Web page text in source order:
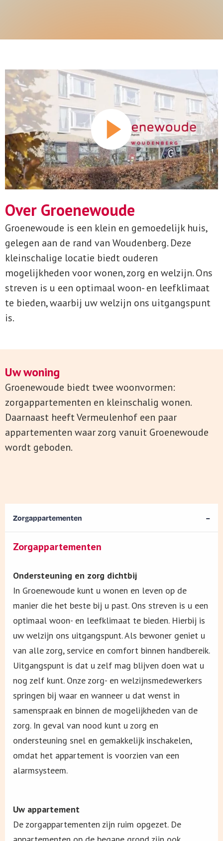
Over Groenewoude
Groenewoude is een klein en gemoedelijk huis,
gelegen aan de rand van Woudenberg. Deze
kleinschalige locatie biedt ouderen
mogelijkheden voor wonen, zorg en welzijn. Ons
streven is u een optimaal woon- en leefklimaat
te bieden, waarbij uw welzijn ons uitgangspunt
is.
Uw woning
Groenewoude biedt twee woonvormen:
zorgappartementen en kleinschalig wonen.
Daarnaast heeft Vermeulenhof een paar
appartementen waar zorg vanuit Groenewoude
wordt geboden.
Zorgappartementen
Zorgappartementen
Ondersteuning en zorg dichtbij
In Groenewoude kunt u wonen en leven op de
manier die het beste bij u past. Ons streven is u een
optimaal woon- en leefklimaat te bieden. Hierbij is
uw welzijn ons uitgangspunt. Als bewoner geniet u
van alle zorg, service en comfort binnen handbereik.
Uitgangspunt is dat u zelf mag blijven doen wat u
nog zelf kunt. Onze zorg- en welzijnsmedewerkers
springen bij waar en wanneer u dat wenst in
samenspraak en binnen de mogelijkheden van de
zorg. In geval van nood kunt u zorg en
ondersteuning snel en gemakkelijk inschakelen,
omdat het appartement is voorzien van een
alarmsysteem.
Uw appartement
De zorgappartementen zijn ruim opgezet. De